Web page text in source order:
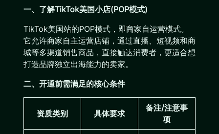
一、了解TikTok美国小店(POP模式)
TikTok美国站的POP模式，即商家自运营模式。
它允许商家自主运营店铺，通过直播、短视频和商
城等多渠道销售商品，直接触达消费者，更适合想
打造品牌独立出海能力的卖家。
二、开通前需满足的核心条件
资质类别 具体要求
备注/注意事
项